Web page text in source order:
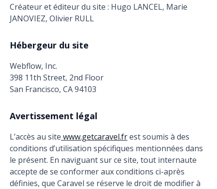
Créateur et éditeur du site : Hugo LANCEL, Marie
JANOVIEZ, Olivier RULL
Hébergeur du site
Webflow, Inc.
398 11th Street, 2nd Floor
San Francisco, CA 94103
Avertissement légal
L’accès au site www.getcaravel.frest soumis à des
conditions d’utilisation spécifiques mentionnées dans
le présent. En naviguant sur ce site, tout internaute
accepte de se conformer aux conditions ci-après
définies, que Caravel se réserve le droit de modifier à